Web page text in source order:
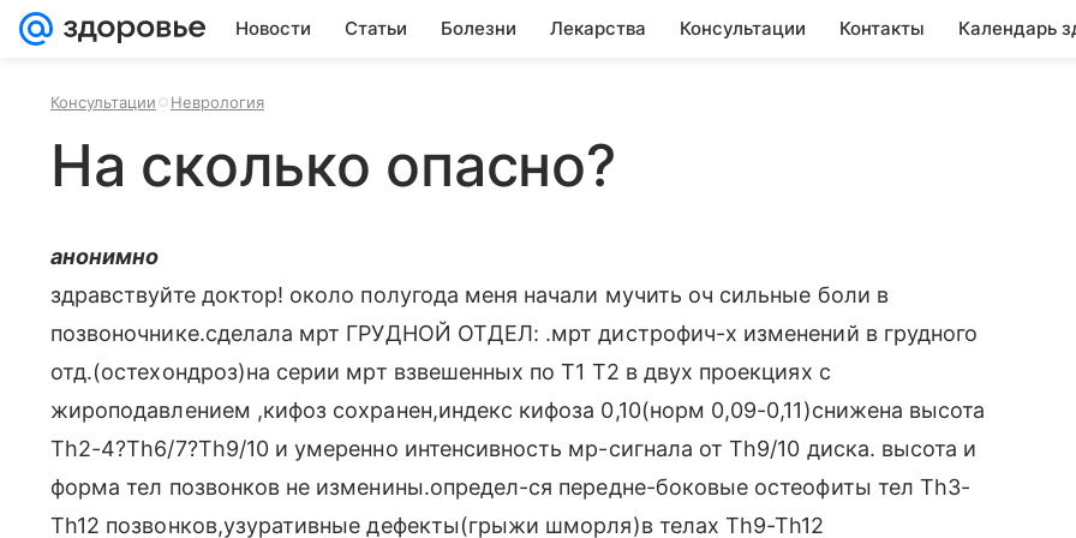
Новости Статьи Болезни Лекарства Консультации Контакты Календарь
Консультации Неврология
На сколько опасно?
анонимно
здравствуйте доктор! около полугода меня начали мучить оч сильные боли в
позвоночнике.сделала мрт ГРУДНОЙ ОТДЕЛ: .мрт дистрофич-х изменений в грудного
отд.(остехондроз)на серии мрт взвешенных по Т1 Т2 в двух проекциях с
жироподавлением ,кифоз сохранен,индекс кифоза 0,10(норм 0,09-0,11)снижена высота
Th2-4?Th6/7?Th9/10 и умеренно интенсивность мр-сигнала от Th9/10 диска. высота и
форма тел позвонков не изменины.определ-ся передне-боковые остеофиты тел Th3-
Th12 позвонков,узуративные дефекты(грыжи шморля)в телах Th9-Th12